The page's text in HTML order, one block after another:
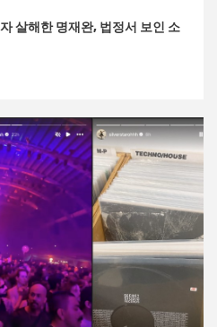
살해한 명재완, 법정서 보인 소